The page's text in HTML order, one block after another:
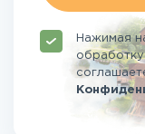
Нажимая